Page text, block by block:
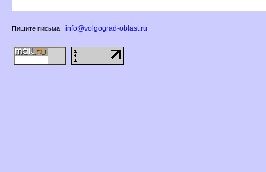
Пишите письма: info@volgograd-oblast.ru